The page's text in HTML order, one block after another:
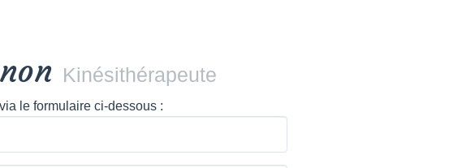
Kinésithérapeute
via le formulaire ci-dessous :